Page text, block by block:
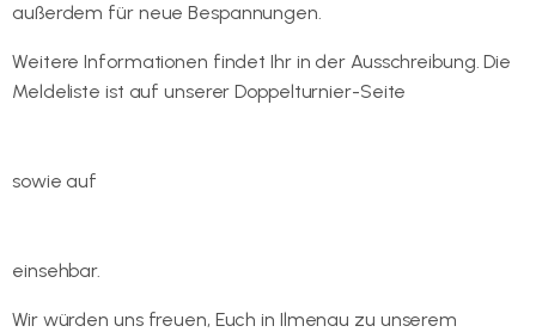
außerdem für neue Bespannungen.
Weitere Informationen findet Ihr in der Ausschreibung. Die
Meldeliste ist auf unserer Doppelturnier-Seite
sowie auf
einsehbar.
Wir würden uns freuen, Euch in Ilmenau zu unserem